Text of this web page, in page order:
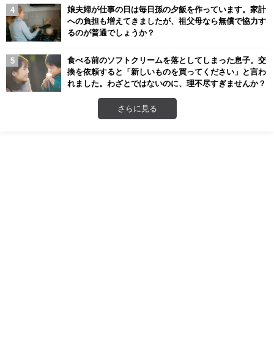
娘夫婦が仕事の日は毎日孫の夕飯を作っています。家計
への負担も増えてきましたが、祖父母なら無償で協力す
るのが普通でしょうか？
食べる前のソフトクリームを落としてしまった息子。交
換を依頼すると「新しいものを買ってください」と言わ
れました。わざとではないのに、理不尽すぎませんか？
さらに見る